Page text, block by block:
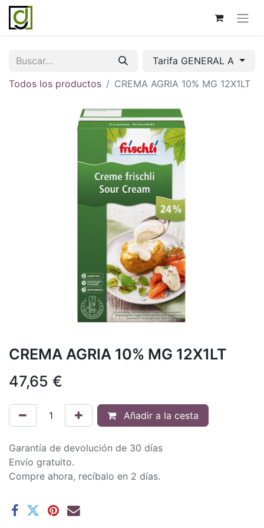
Tarifa GENERAL A
Todos los productos
CREMA AGRIA 10% MG 12X1LT
CREMA AGRIA 10% MG 12X1LT
47,65 €
Añadir a la cesta
Garantía de devolución de 30 días
Envío gratuito.
Compre ahora, recíbalo en 2 días.